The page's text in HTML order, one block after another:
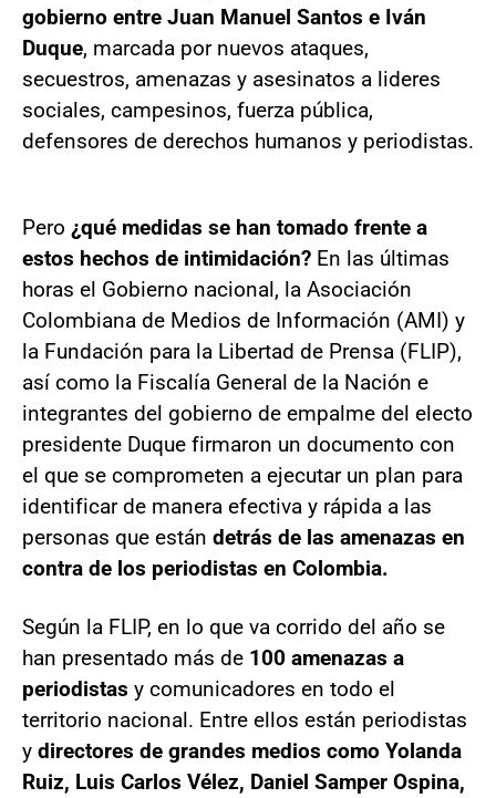
gobierno entre Juan Manuel Santos e Iván
Duque, marcada por nuevos ataques,
secuestros, amenazas y asesinatos a lideres
sociales, campesinos, fuerza pública,
defensores de derechos humanos y periodistas.
Pero ¿qué medidas se han tomado frente a
estos hechos de intimidación? En las últimas
horas el Gobierno nacional, la Asociación
Colombiana de Medios de Información (AMI) y
la Fundación para la Libertad de Prensa (FLIP),
así como la Fiscalía General de la Nación e
integrantes del gobierno de empalme del electo
presidente Duque firmaron un documento con
el que se comprometen a ejecutar un plan para
identificar de manera efectiva y rápida a las
personas que están detrás de las amenazas en
contra de los periodistas en Colombia.
Según la FLIP, en lo que va corrido del año se
han presentado más de 100 amenazas a
periodistas y comunicadores en todo el
territorio nacional. Entre ellos están periodistas
y directores de grandes medios como Yolanda
Ruiz, Luis Carlos Vélez, Daniel Samper Ospina,